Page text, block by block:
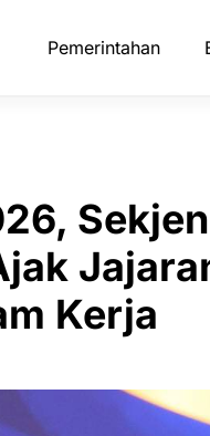
Pemerintahan
Sekjen
Kerja